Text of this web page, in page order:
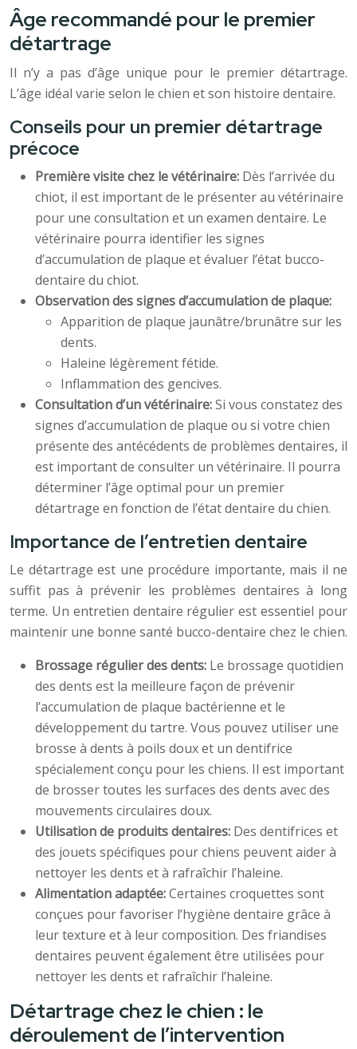
Âge recommandé pour le premier
détartrage
Il n’y a pas d’âge unique pour le premier détartrage.
L’âge idéal varie selon le chien et son histoire dentaire.
Conseils pour un premier détartrage
précoce
Première visite chez le vétérinaire: Dès l’arrivée du
chiot, il est important de le présenter au vétérinaire
pour une consultation et un examen dentaire. Le
vétérinaire pourra identifier les signes
d’accumulation de plaque et évaluer l’état bucco-
dentaire du chiot.
Observation des signes d’accumulation de plaque:
Apparition de plaque jaunâtre/brunâtre sur les
dents.
Haleine légèrement fétide.
Inflammation des gencives.
Consultation d’un vétérinaire:Si vous constatez des
signes d’accumulation de plaque ou si votre chien
présente des antécédents de problèmes dentaires, il
est important de consulter un vétérinaire. Il pourra
déterminer l’âge optimal pour un premier
détartrage en fonction de l’état dentaire du chien.
Importance de l’entretien dentaire
Le détartrage est une procédure importante, mais il ne
suffit pas à prévenir les problèmes dentaires à long
terme. Un entretien dentaire régulier est essentiel pour
maintenir une bonne santé bucco-dentaire chez le chien.
Brossage régulier des dents: Le brossage quotidien
des dents est la meilleure façon de prévenir
l’accumulation de plaque bactérienne et le
développement du tartre. Vous pouvez utiliser une
brosse à dents à poils doux et un dentifrice
spécialement conçu pour les chiens. Il est important
de brosser toutes les surfaces des dents avec des
mouvements circulaires doux.
Utilisation de produits dentaires: Des dentifrices et
des jouets spécifiques pour chiens peuvent aider à
nettoyer les dents et à rafraîchir l’haleine.
Alimentation adaptée:Certaines croquettes sont
conçues pour favoriser l’hygiène dentaire grâce à
leur texture et à leur composition. Des friandises
dentaires peuvent également être utilisées pour
nettoyer les dents et rafraîchir l’haleine.
Détartrage chez le chien : le
déroulement de l’intervention